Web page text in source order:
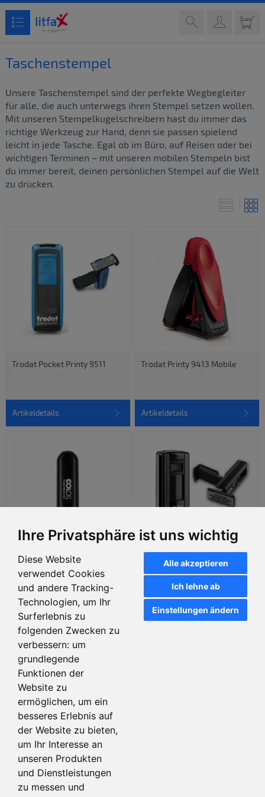
Ihre Privatsphäre ist uns wichtig
Diese Website
verwendet Cookies
und andere Tracking-
Technologien, um Ihr
Surferlebnis zu
folgenden Zwecken zu
verbessern: um
grundlegende
Funktionen der
Website zu
ermöglichen, um ein
besseres Erlebnis auf
der Website zu bieten,
um Ihr Interesse an
unseren Produkten
und Dienstleistungen
zu messen und
Alle akzeptieren
Ich lehne ab
Einstellungen ändern
Taschenstempel
Unsere Taschenstempel sind der perfekte Wegbegleiter
für alle, die auch unterwegs ihren Stempel setzen wollen.
Mit unseren Stempelkugelschreibern hast du immer das
richtige Werkzeug zur Hand, denn sie passen spielend
leicht in jede Tasche. Egal ob im Büro, auf Reisen oder bei
wichtigen Terminen – mit unseren mobilen Stempeln bist
du immer bereit, deinen persönlichen Stempel auf die Welt
zu drücken.
Trodat Pocket Printy 9511
Artikeldetails
Trodat Printy 9413 Mobile
Artikeldetails
Colop Pocket Stamp Mini
schwarz
Artikeldetails
Colop Pocket Stamp Plus 20
Artikeldetails
Heri Classic G Light 6431
Kugelschreiberstempel Blau